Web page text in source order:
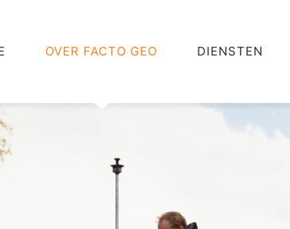
OVER FACTO GEO DIENSTEN